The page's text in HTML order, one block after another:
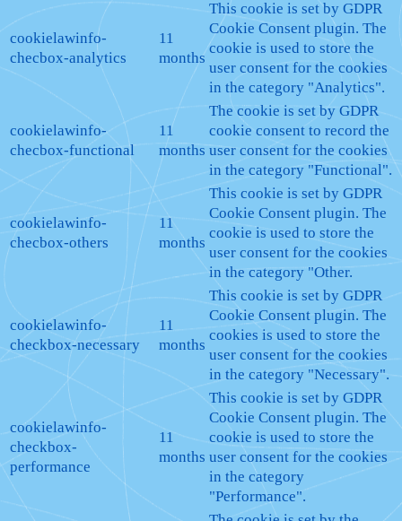
cookielawinfo-
checbox-analytics
11
months
This cookie is set by GDPR
Cookie Consent plugin. The
cookie is used to store the
user consent for the cookies
in the category "Analytics".
cookielawinfo-
checbox-functional
11
months
The cookie is set by GDPR
cookie consent to record the
user consent for the cookies
in the category "Functional".
cookielawinfo-
checbox-others
11
months
This cookie is set by GDPR
Cookie Consent plugin. The
cookie is used to store the
user consent for the cookies
in the category "Other.
cookielawinfo-
checkbox-necessary
11
months
This cookie is set by GDPR
Cookie Consent plugin. The
cookies is used to store the
user consent for the cookies
in the category "Necessary".
cookielawinfo-
checkbox-
performance
11
months
This cookie is set by GDPR
Cookie Consent plugin. The
cookie is used to store the
user consent for the cookies
in the category
"Performance".